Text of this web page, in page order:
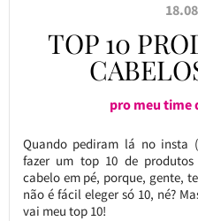
TOP 10
pro meu time
Quando pediram lá no insta
fazer um top 10 de
cabelo em pé, porque, gente,
não é fácil eleger só 10, né?
vai meu top 10!